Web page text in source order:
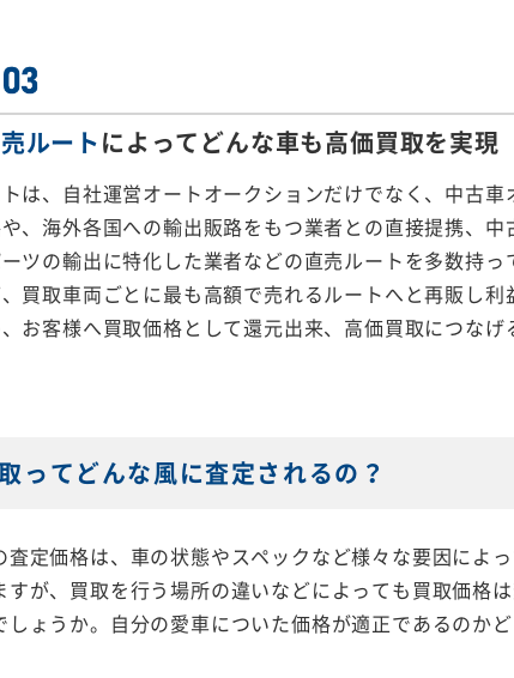
ルートによってどんな車も高価買取を実現
は、自社運営オートオークションだけでなく、中古車
、海外各国への輸出販路をもつ業者との直接提携、中
ツの輸出に特化した業者などの直売ルートを多数持っ
買取車両ごとに最も高額で売れるルートへと再販し利
お客様へ買取価格として還元出来、高価買取につなげ
ってどんな風に査定されるの？
査定価格は、車の状態やスペックなど様々な要因によ
すが、買取を行う場所の違いなどによっても買取価格
しょうか。自分の愛車についた価格が適正であるのか